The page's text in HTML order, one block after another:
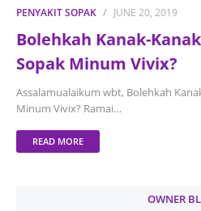
PENYAKIT SOPAK JUNE 20, 2019
Bolehkah Kanak-
Sopak Minum Vivix?
Assalamualaikum wbt, Bolehkah
Minum Vivix? Ramai…
READ MORE
OWNER